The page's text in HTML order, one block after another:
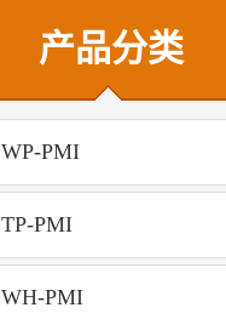
产品分类
WP-PMI
TP-PMI
WH-PMI